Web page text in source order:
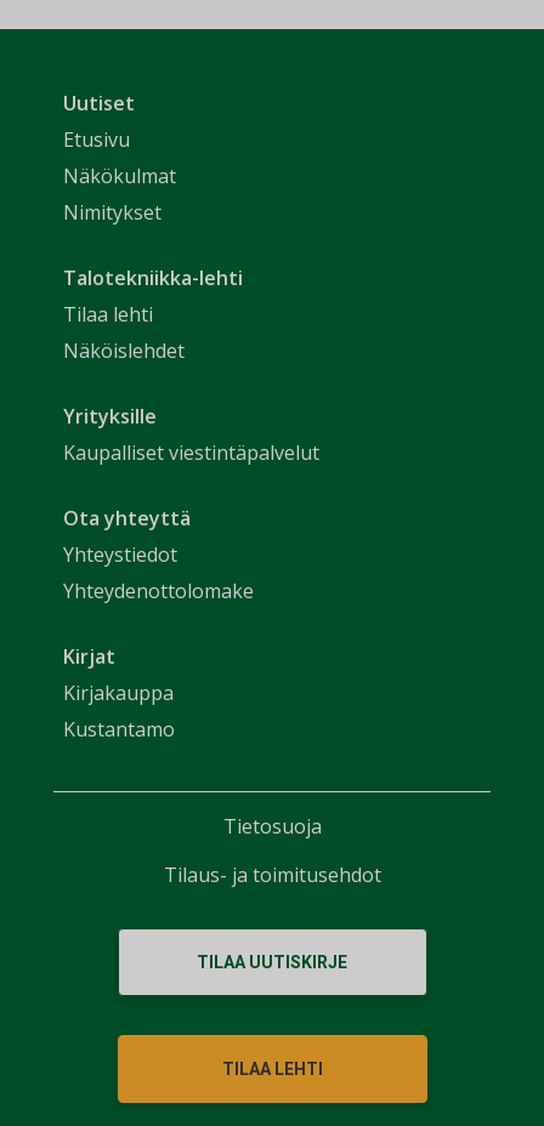
Uutiset
Etusivu
Näkökulmat
Nimitykset
Talotekniikka-lehti
Tilaa lehti
Näköislehdet
Yrityksille
Kaupalliset viestintäpalvelut
Ota yhteyttä
Yhteystiedot
Yhteydenottolomake
Kirjat
Kirjakauppa
Kustantamo
TILAA UUTISKIRJE
TILAA LEHTI
Tietosuoja
Tilaus- ja toimitusehdot